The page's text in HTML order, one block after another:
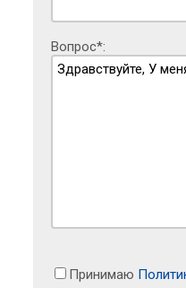
Вопрос*:
Принимаю